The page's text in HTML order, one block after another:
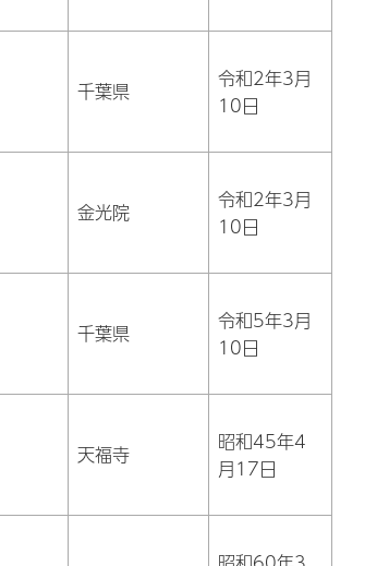
千葉県
令和2年3月
10日
金光院
令和2年3月
10日
千葉県
令和5年3月
10日
天福寺
昭和45年4
月17日